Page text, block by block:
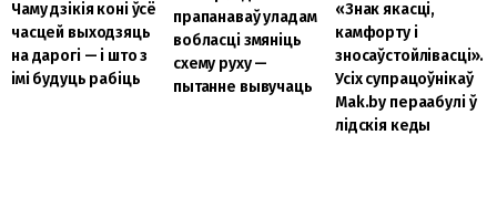
Чаму дзікія коні ўсё
часцей выходзяць
на дарогі — і што з
імі будуць рабіць
прапанаваў уладам
вобласці змяніць
схему руху —
пытанне вывучаць
«Знак якасці,
камфорту і
зносаўстойлівасці».
Усіх супрацоўнікаў
Mak.by пераабулі ў
лідскія кеды